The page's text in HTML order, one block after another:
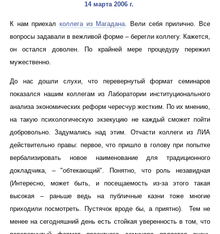
14 марта 2006 г.
К нам приехал коллега из Магадана . Вели себя прилично. Все
вопросы задавали в вежливой форме – берегли коллегу. Кажется,
он остался доволен. По крайней мере процедуру пережил
мужественно.
До нас дошли слухи, что перевернутый формат семинаров
показался нашим коллегам из Лаборатории институционального
анализа экономических реформ чересчур жестким. По их мнению,
на такую психологическую экзекуцию не каждый сможет пойти
добровольно. Задумались над этим. Отчасти коллеги из ЛИА
действительно правы: первое, что пришло в голову при попытке
вербализировать новое наименование для традиционного
докладчика, – "обтекающий". Понятно, что роль незавидная
(Интересно, может быть, и посещаемость из-за этого такая
высокая – раньше ведь на публичные казни тоже многие
приходили посмотреть. Пустячок вроде бы, а приятно). Тем не
менее на сегодняшний день есть стойкая уверенность в том, что